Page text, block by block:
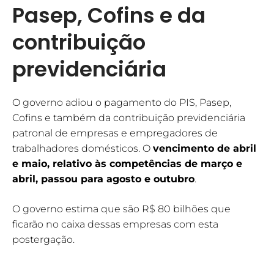
Pasep, Cofins e da
contribuição
previdenciária
O governo adiou o pagamento do PIS, Pasep,
Cofins e também da contribuição previdenciária
patronal de empresas e empregadores de
trabalhadores domésticos. O vencimento de abril
e maio, relativo às competências de março e
abril, passou para agosto e outubro.
O governo estima que são R$ 80 bilhões que
ficarão no caixa dessas empresas com esta
postergação.